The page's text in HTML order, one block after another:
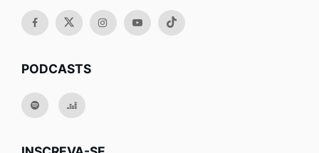
PODCASTS